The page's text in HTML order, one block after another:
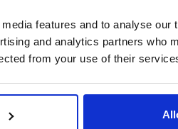
features and to analyse our
and analytics partners who
from your use of their
kiviuunien